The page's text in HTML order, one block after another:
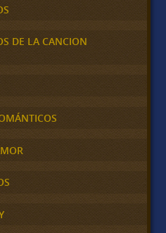
DE LA CANCION